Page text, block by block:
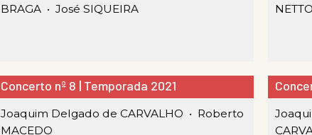
BRAGA • José SIQUEIRA
Concerto nº 8 | Temporada 2021
Joaquim Delgado de CARVALHO • Roberto
MACEDO